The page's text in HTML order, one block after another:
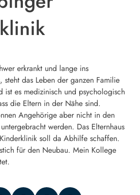
erkrankt und lange ins
steht das Leben der ganzen Familie
ist es medizinisch und psychologisch
die Eltern in der Nähe sind.
Angehörige aber nicht in den
werden. Das Elternhaus
soll da Abhilfe schaffen.
für den Neubau. Mein Kollege